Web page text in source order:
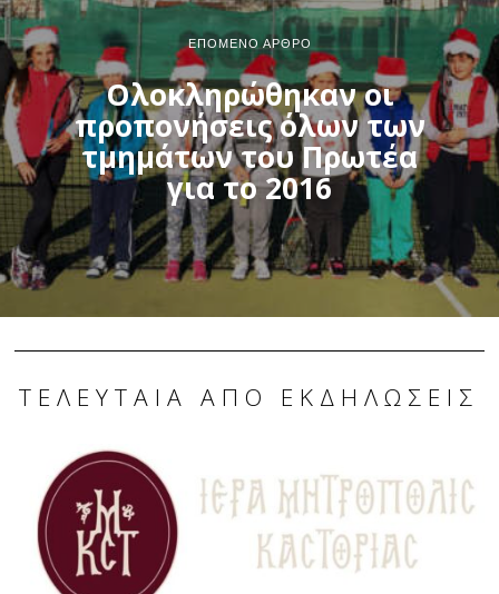
ΕΠΌΜΕΝΟ ΆΡΘΡΟ
Ολοκληρώθηκαν οι
προπονήσεις όλων των
τμημάτων του Πρωτέα
για το 2016
ΤΕΛΕΥΤΑΊΑ ΑΠΌ ΕΚΔΗΛΏΣΕΙΣ